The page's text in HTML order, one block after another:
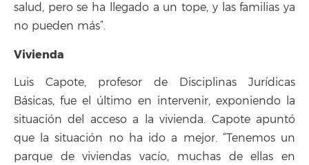
salud, pero se ha llegado a un tope, y las familias ya
no pueden más”.
Vivienda
Luis Capote, profesor de Disciplinas Jurídicas
Básicas, fue el último en intervenir, exponiendo la
situación del acceso a la vivienda. Capote apuntó
que la situación no ha ido a mejor. “Tenemos un
parque de viviendas vacío, muchas de ellas en